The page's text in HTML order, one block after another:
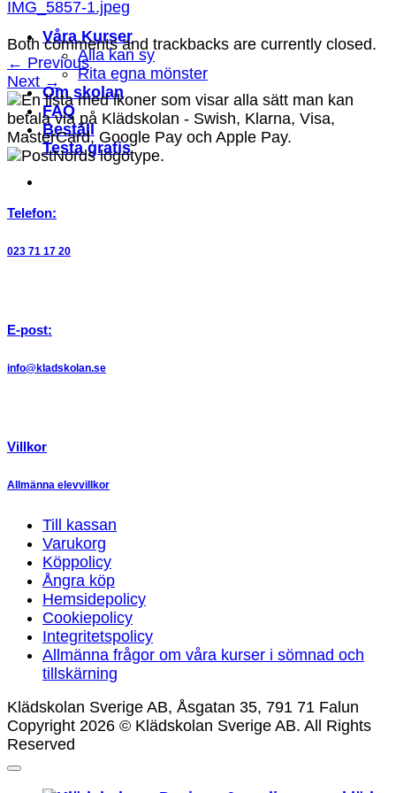
Våra Kurser
Alla kan sy
Rita egna mönster
Om skolan
FAQ
Beställ
Testa gratis
IMG_5857-1.jpeg
Both comments and trackbacks are currently closed.
← Previous
Next →
Telefon:
023 71 17 20
E-post:
info@kladskolan.se
Villkor
Allmänna elevvillkor
Till kassan
Varukorg
Köppolicy
Ångra köp
Hemsidepolicy
Cookiepolicy
Integritetspolicy
Allmänna frågor om våra kurser i sömnad och
tillskärning
Klädskolan Sverige AB, Åsgatan 35, 791 71 Falun
Copyright 2026 © Klädskolan Sverige AB. All Rights
Reserved